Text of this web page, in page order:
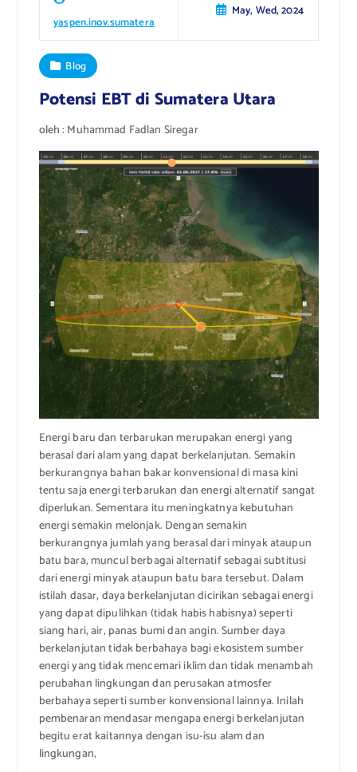
yaspen.inov.sumatera
May, Wed, 2024
Blog
Potensi EBT di Sumatera Utara
oleh : Muhammad Fadlan Siregar
Energi baru dan terbarukan merupakan energi yang
berasal dari alam yang dapat berkelanjutan. Semakin
berkurangnya bahan bakar konvensional di masa kini
tentu saja energi terbarukan dan energi alternatif sangat
diperlukan. Sementara itu meningkatnya kebutuhan
energi semakin melonjak. Dengan semakin
berkurangnya jumlah yang berasal dari minyak ataupun
batu bara, muncul berbagai alternatif sebagai subtitusi
dari energi minyak ataupun batu bara tersebut. Dalam
istilah dasar, daya berkelanjutan dicirikan sebagai energi
yang dapat dipulihkan (tidak habis habisnya) seperti
siang hari, air, panas bumi dan angin. Sumber daya
berkelanjutan tidak berbahaya bagi ekosistem sumber
energi yang tidak mencemari iklim dan tidak menambah
perubahan lingkungan dan perusakan atmosfer
berbahaya seperti sumber konvensional lainnya. Inilah
pembenaran mendasar mengapa energi berkelanjutan
begitu erat kaitannya dengan isu-isu alam dan
lingkungan,